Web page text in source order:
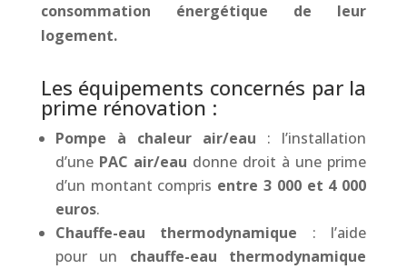
consommation énergétique de leur
logement.
Les équipements concernés par la
prime rénovation :
Pompe à chaleur air/eau : l’installation
d’une PAC air/eau donne droit à une prime
d’un montant compris entre 3 000 et 4 000
euros.
Chauffe-eau thermodynamique : l’aide
pour un chauffe-eau thermodynamique